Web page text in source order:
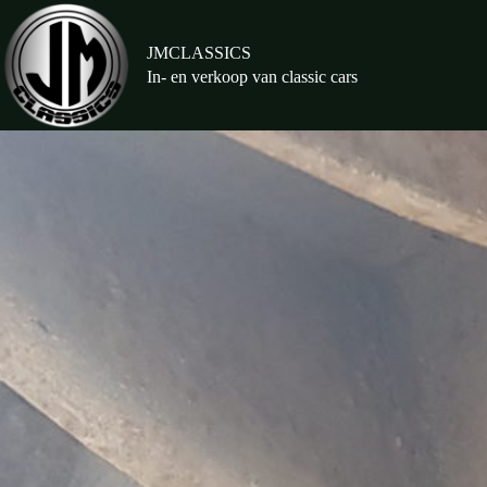
naar
de
inhoud
JMCLASSICS
In- en verkoop van classic cars